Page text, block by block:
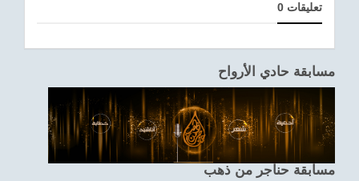
0 تعليقات
مسابقة حادي الأرواح
مسابقة حناجر من ذهب